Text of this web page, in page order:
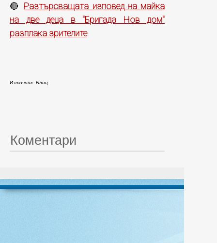
🔴 Разтърсващата изповед на майка
на две деца в "Бригада Нов дом"
разплака зрителите
Източник: Блиц
Коментари